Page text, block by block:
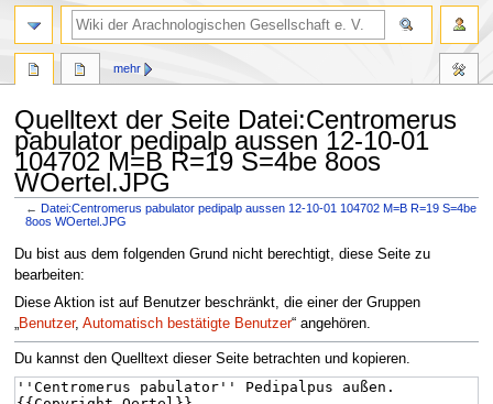
Quelltext der Seite Datei:Centromerus
pabulator pedipalp aussen 12-10-01
104702 M=B R=19 S=4be 8oos
WOertel.JPG
←Datei:Centromerus pabulator pedipalp aussen 12-10-01 104702 M=B R=19 S=4be
8oos WOertel.JPG
Zur
Navigation
springen
Zur
Suche
springen
Du bist aus dem folgenden Grund nicht berechtigt, diese Seite zu
bearbeiten:
Diese Aktion ist auf Benutzer beschränkt, die einer der Gruppen
„Benutzer, Automatisch bestätigte Benutzer“ angehören.
Du kannst den Quelltext dieser Seite betrachten und kopieren.
mehr